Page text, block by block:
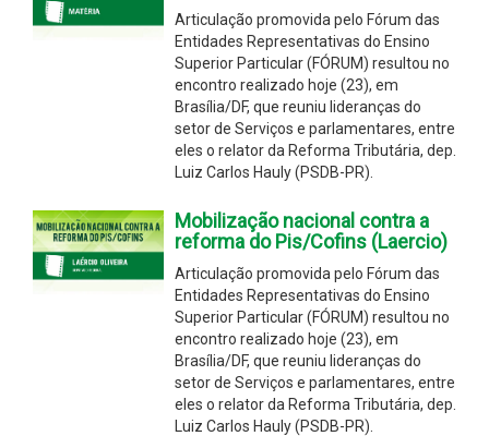
Articulação promovida pelo Fórum das
Entidades Representativas do Ensino
Superior Particular (FÓRUM) resultou no
encontro realizado hoje (23), em
Brasília/DF, que reuniu lideranças do
setor de Serviços e parlamentares, entre
eles o relator da Reforma Tributária, dep.
Luiz Carlos Hauly (PSDB-PR).
Mobilização nacional contra a
reforma do Pis/Cofins (Laercio)
Articulação promovida pelo Fórum das
Entidades Representativas do Ensino
Superior Particular (FÓRUM) resultou no
encontro realizado hoje (23), em
Brasília/DF, que reuniu lideranças do
setor de Serviços e parlamentares, entre
eles o relator da Reforma Tributária, dep.
Luiz Carlos Hauly (PSDB-PR).